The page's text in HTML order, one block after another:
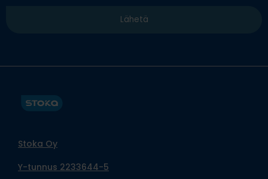
Stoka Oy
Y-tunnus 2233644-5